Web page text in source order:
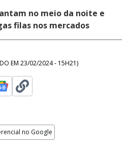
no meio da noite e
filas nos mercados
EM 23/02/2024 - 15H21)
no Google